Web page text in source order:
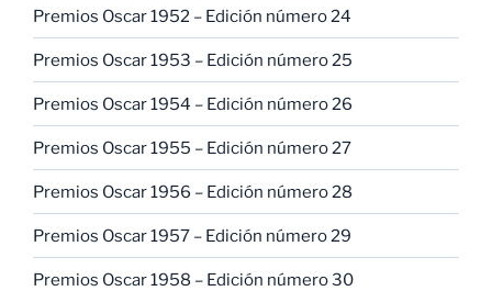
Premios Oscar 1952 – Edición número 24
Premios Oscar 1953 – Edición número 25
Premios Oscar 1954 – Edición número 26
Premios Oscar 1955 – Edición número 27
Premios Oscar 1956 – Edición número 28
Premios Oscar 1957 – Edición número 29
Premios Oscar 1958 – Edición número 30